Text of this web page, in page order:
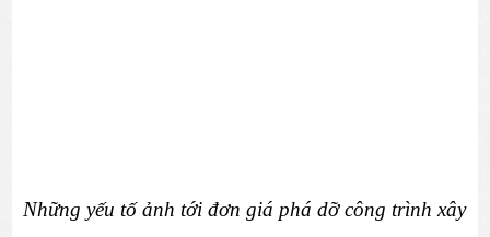
Những yếu tố ảnh tới đơn giá phá dỡ công trình xây